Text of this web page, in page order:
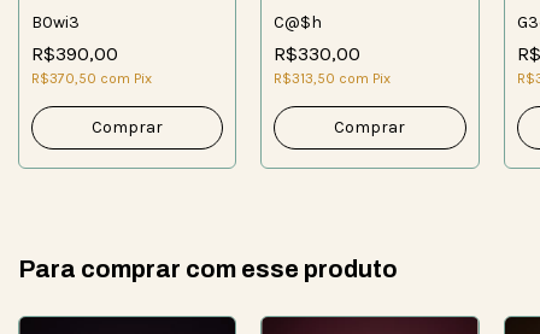
B0wi3
R$390,00
R$370,50 com Pix
C@$h
R$330,00
R$313,50 com Pix
Para comprar com esse produto